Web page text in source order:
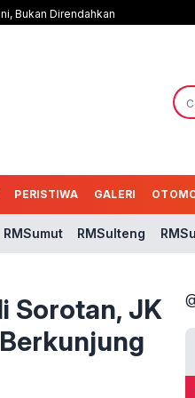
Bukan Direndahkan
PERISTIWA GALERI
RMSumut RMSulteng
Sorotan, JK